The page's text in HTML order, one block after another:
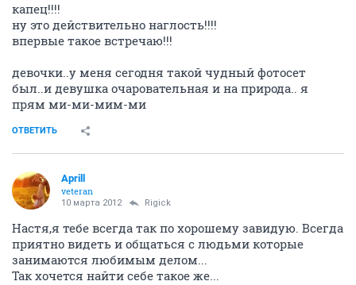
капец!!!!
ну это действительно наглость!!!!
впервые такое встречаю!!!
девочки..у меня сегодня такой чудный фотосет
был..и девушка очаровательная и на природа.. я
прям ми-ми-мим-ми
ОТВЕТИТЬ
Aprill
veteran
10 марта 2012 Rigick
Настя,я тебе всегда так по хорошему завидую. Всегда
приятно видеть и общаться с людьми которые
занимаются любимым делом...
Так хочется найти себе такое же...